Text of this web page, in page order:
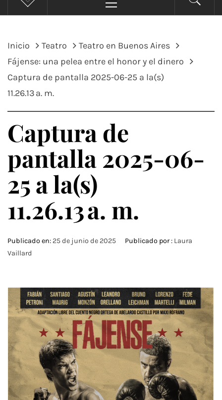
principal
Inicio Teatro
Teatro en Buenos Aires
Fájense: una pelea entre el honor y el dinero
Captura de pantalla 2025-06-25 a la(s)
11.26.13 a. m.
Captura de
pantalla 2025-06-
25 a la(s)
11.26.13 a. m.
Publicado en: 25 de junio de 2025 Publicado por : Laura
Vaillard